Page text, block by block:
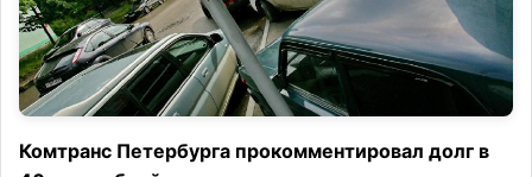
Комтранс Петербурга прокомментировал долг в